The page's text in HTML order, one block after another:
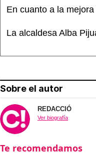
En cuanto a la
La alcaldesa Alba
Sobre el autor
REDACCIÓ
Ver biografía